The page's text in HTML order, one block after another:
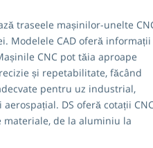
traseele mașinilor-unelte
Modelele CAD oferă informații
CNC pot tăia aproape
și repetabilitate, făcând
pentru uz industrial,
DS oferă cotații
materiale, de la aluminiu la